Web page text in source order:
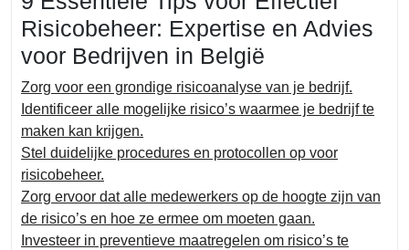
Risicobeheer: Expertise en Advies
voor Bedrijven in België
Zorg voor een grondige risicoanalyse van je bedrijf.
Identificeer alle mogelijke risico’s waarmee je bedrijf te
maken kan krijgen.
Stel duidelijke procedures en protocollen op voor
risicobeheer.
Zorg ervoor dat alle medewerkers op de hoogte zijn van
de risico’s en hoe ze ermee om moeten gaan.
Investeer in preventieve maatregelen om risico’s te